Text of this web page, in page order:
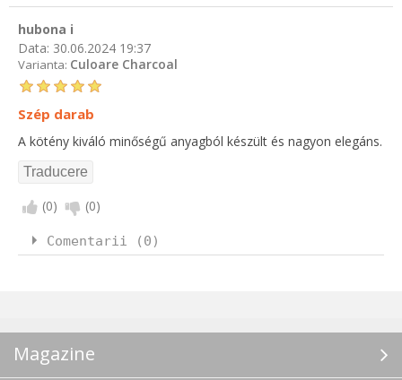
hubona i
Data: 30.06.2024 19:37
Varianta: Culoare Charcoal
Szép darab
A kötény kiváló minőségű anyagból készült és nagyon elegáns.
(0) (0)
Comentarii (0)
Magazine